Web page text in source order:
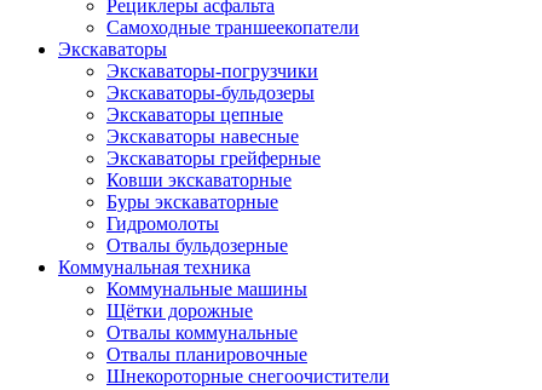
Рециклеры асфальта
Самоходные траншеекопатели
Экскаваторы
Экскаваторы-погрузчики
Экскаваторы-бульдозеры
Экскаваторы цепные
Экскаваторы навесные
Экскаваторы грейферные
Ковши экскаваторные
Буры экскаваторные
Гидромолоты
Отвалы бульдозерные
Коммунальная техника
Коммунальные машины
Щётки дорожные
Отвалы коммунальные
Отвалы планировочные
Шнекороторные снегоочистители